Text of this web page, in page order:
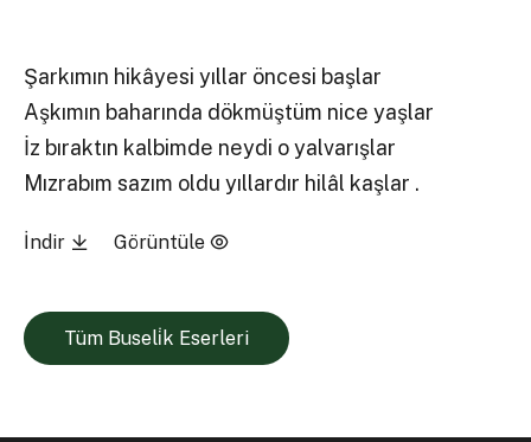
Şarkımın hikâyesi yıllar öncesi başlar
Aşkımın baharında dökmüştüm nice yaşlar
İz bıraktın kalbimde neydi o yalvarışlar
Mızrabım sazım oldu yıllardır hilâl kaşlar .
İndir Görüntüle
Tüm Buseli̇k Eserleri